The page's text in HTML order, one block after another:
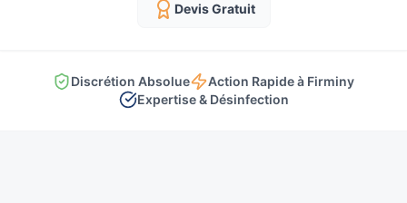
Devis Gratuit
Discrétion Absolue
Action Rapide à Firminy
Expertise & Désinfection